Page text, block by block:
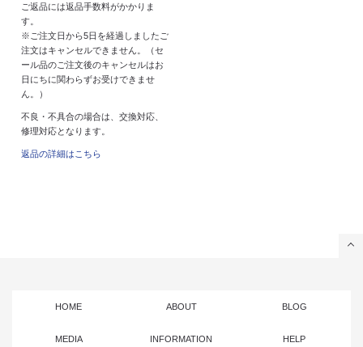
ご返品には返品手数料がかかりま
す。
※ご注文日から5日を経過しましたご
注文はキャンセルできません。（セ
ール品のご注文後のキャンセルはお
日にちに関わらずお受けできませ
ん。）
不良・不具合の場合は、交換対応、
修理対応となります。
返品の詳細はこちら
HOME ABOUT BLOG
MEDIA INFORMATION HELP